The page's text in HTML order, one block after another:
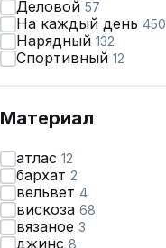
Деловой 57
На каждый день 450
Нарядный 132
Спортивный 12
Материал
атлас 12
бархат 2
вельвет 4
вискоза 68
вязаное 3
джинс 8